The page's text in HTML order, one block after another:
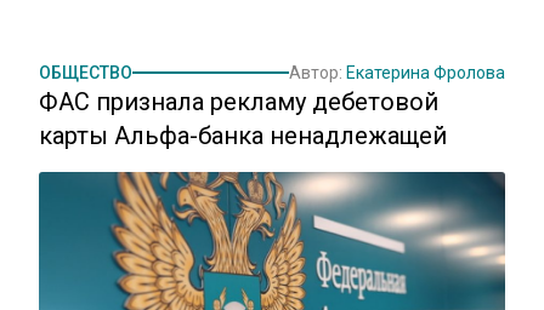
ОБЩЕСТВО Автор: Екатерина Фролова
ФАС признала рекламу дебетовой
карты Альфа-банка ненадлежащей